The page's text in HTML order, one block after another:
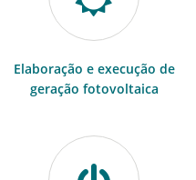
Elaboração e execução de
geração fotovoltaica